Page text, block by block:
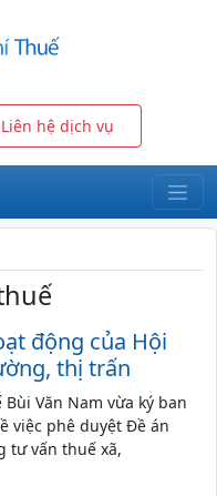
Liên hệ dịch vụ
động của Hội
thị trấn
Văn Nam vừa ký ban
việc phê duyệt Đề án
tư vấn thuế xã,